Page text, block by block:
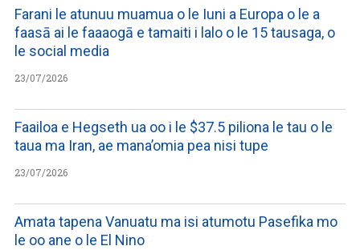
Farani le atunuu muamua o le Iuni a Europa o le a
faasā ai le faaaogā e tamaiti i lalo o le 15 tausaga, o
le social media
23/07/2026
Faailoa e Hegseth ua oo i le $37.5 piliona le tau o le
taua ma Iran, ae mana’omia pea nisi tupe
23/07/2026
Amata tapena Vanuatu ma isi atumotu Pasefika mo
le oo ane o le El Nino